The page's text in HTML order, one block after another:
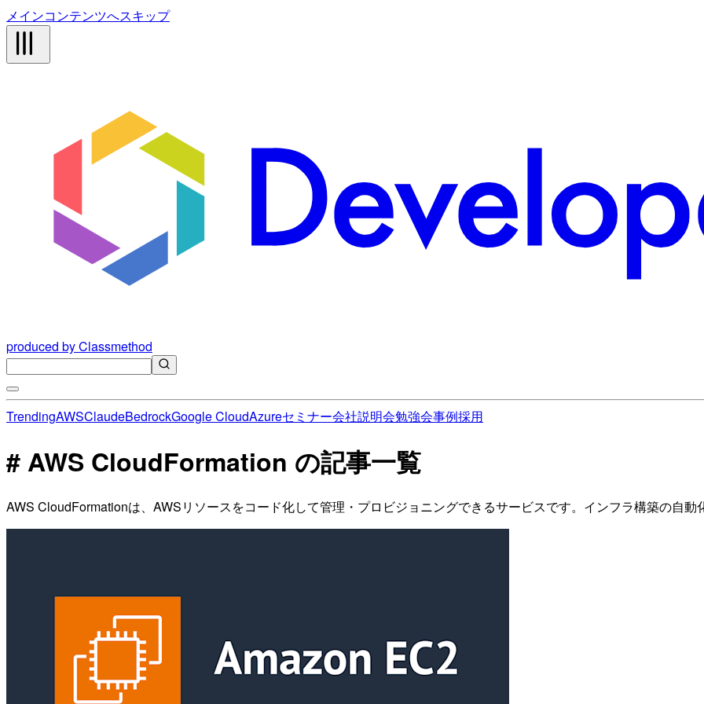
メインコンテンツへスキップ
produced by Classmethod
TrendingAWSClaudeBedrockGoogle CloudAzureセミナー会社説明会勉強会事例採用
# AWS CloudFormation の記事一覧
AWS CloudFormationは、AWSリソースをコード化して管理・プロビジョニングできるサービスです。インフラ構築の自動